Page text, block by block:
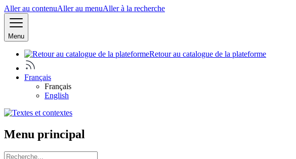
Aller au contenuAller au menuAller à la recherche
Menu
Retour au catalogue de la plateforme
Français
Français
English
Menu principal